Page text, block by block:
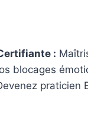
:
blocages
praticien